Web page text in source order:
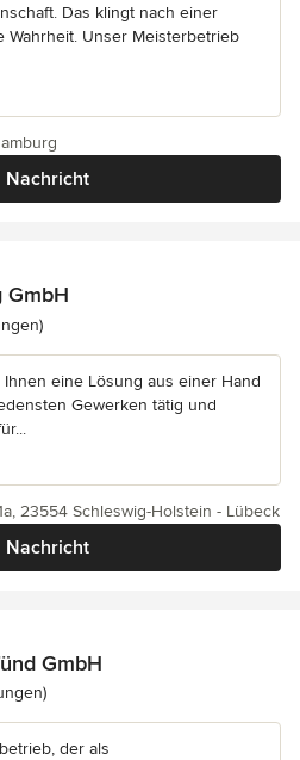
Das klingt nach einer
Wahrheit. Unser Meisterbetrieb
Nachricht
GmbH
3.7 von 5 Sternen
eine Lösung aus einer Hand
Gewerken tätig und
Nachricht
23554 Schleswig-Holstein - Lübeck
GmbH
5 von 5 Sternen
der als